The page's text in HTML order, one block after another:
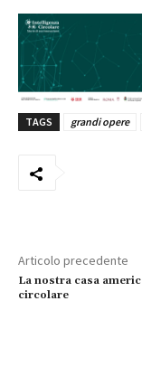
TAGS grandi opere
Articolo precedente
La nostra casa
circolare